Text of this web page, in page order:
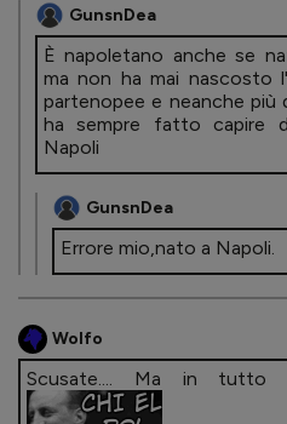
GunsnDea
È napoletano anche se
ma non ha mai nascosto
partenopee e neanche
ha sempre fatto capire
Napoli
GunsnDea
Errore mio,nato a Napoli.
Wolfo
Scusate.... Ma in tutto